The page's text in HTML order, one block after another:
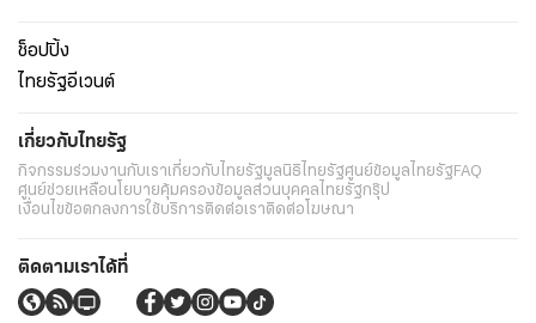
ช็อปปิ้ง
ไทยรัฐอีเวนต์
เกี่ยวกับไทยรัฐ
กิจกรรมร่วมงานกับเราเกี่ยวกับไทยรัฐมูลนิธิไทยรัฐศูนย์ข้อมูลไทยรัฐFAQ
ศูนย์ช่วยเหลือนโยบายคุ้มครองข้อมูลส่วนบุคคลไทยรัฐกรุ๊ป
เงื่อนไขข้อตกลงการใช้บริการติดต่อเราติดต่อโฆษณา
ติดตามเราได้ที่